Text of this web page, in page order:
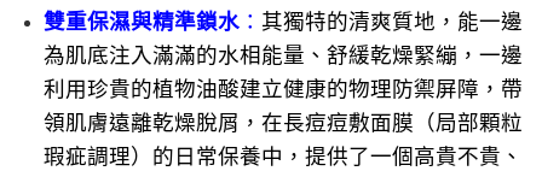
雙重保濕與精準鎖水： 其獨特的清爽質地，能一邊
為肌底注入滿滿的水相能量、舒緩乾燥緊繃，一邊
利用珍貴的植物油酸建立健康的物理防禦屏障，帶
領肌膚遠離乾燥脫屑，在長痘痘敷面膜（局部顆粒
瑕疵調理）的日常保養中，提供了一個高貴不貴、